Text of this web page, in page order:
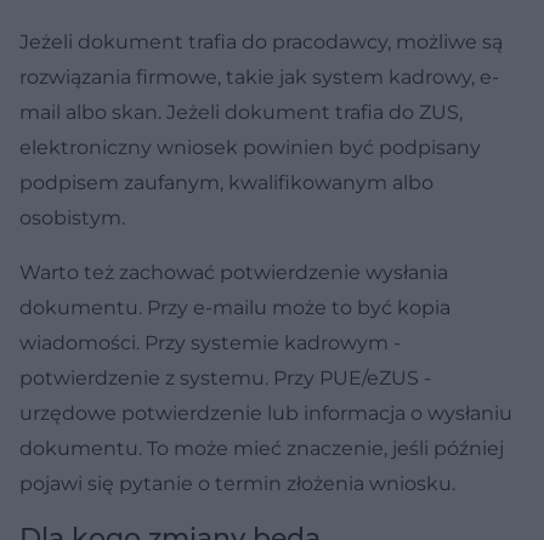
Jeżeli dokument trafia do pracodawcy, możliwe są
rozwiązania firmowe, takie jak system kadrowy, e-
mail albo skan. Jeżeli dokument trafia do ZUS,
elektroniczny wniosek powinien być podpisany
podpisem zaufanym, kwalifikowanym albo
osobistym.
Warto też zachować potwierdzenie wysłania
dokumentu. Przy e-mailu może to być kopia
wiadomości. Przy systemie kadrowym -
potwierdzenie z systemu. Przy PUE/eZUS -
urzędowe potwierdzenie lub informacja o wysłaniu
dokumentu. To może mieć znaczenie, jeśli później
pojawi się pytanie o termin złożenia wniosku.